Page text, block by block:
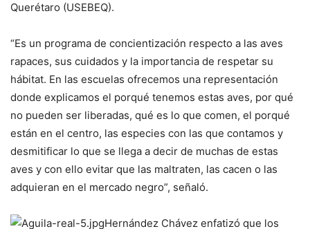
Querétaro (USEBEQ).
“Es un programa de concientización respecto a las aves
rapaces, sus cuidados y la importancia de respetar su
hábitat. En las escuelas ofrecemos una representación
donde explicamos el porqué tenemos estas aves, por qué
no pueden ser liberadas, qué es lo que comen, el porqué
están en el centro, las especies con las que contamos y
desmitificar lo que se llega a decir de muchas de estas
aves y con ello evitar que las maltraten, las cacen o las
adquieran en el mercado negro”, señaló.
Hernández Chávez enfatizó que los